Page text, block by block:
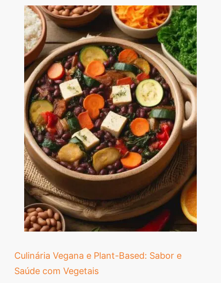
Culinária Vegana e Plant-Based: Sabor e
Saúde com Vegetais